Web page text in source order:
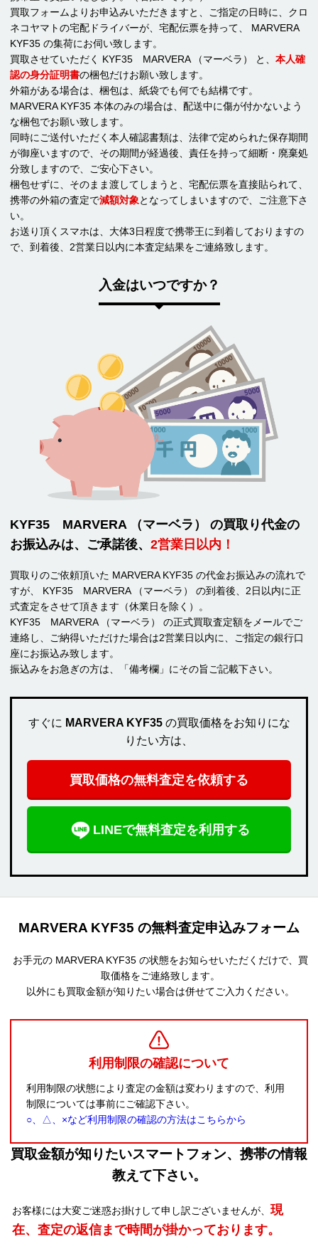
買取フォームよりお申込みいただきますと、ご指定の日時に、クロ
ネコヤマトの宅配ドライバーが、宅配伝票を持って、 MARVERA
KYF35 の集荷にお伺い致します。
買取させていただく KYF35 MARVERA （マーベラ） と、 本人確
認の身分証明書の梱包だけお願い致します。
外箱がある場合は、梱包は、紙袋でも何でも結構です。
MARVERA KYF35 本体のみの場合は、配送中に傷が付かないよう
な梱包でお願い致します。
同時にご送付いただく本人確認書類は、法律で定められた保存期間
が御座いますので、その期間が経過後、責任を持って細断・廃棄処
分致しますので、ご安心下さい。
梱包せずに、そのまま渡してしまうと、宅配伝票を直接貼られて、
携帯の外箱の査定で減額対象となってしまいますので、ご注意下さ
い。
お送り頂くスマホは、大体3日程度で携帯王に到着しておりますの
で、到着後、2営業日以内に本査定結果をご連絡致します。
入金はいつですか？
KYF35 MARVERA （マーベラ） の買取り代金の
お振込みは、ご承諾後、 2営業日以内！
買取りのご依頼頂いた MARVERA KYF35 の代金お振込みの流れで
すが、 KYF35 MARVERA （マーベラ） の到着後、2日以内に正
式査定をさせて頂きます（休業日を除く）。
KYF35 MARVERA （マーベラ） の正式買取査定額をメールでご
連絡し、ご納得いただけた場合は2営業日以内に、ご指定の銀行口
座にお振込み致します。
振込みをお急ぎの方は、「備考欄」にその旨ご記載下さい。
すぐに MARVERA KYF35 の買取価格をお知りにな
りたい方は、
買取価格の無料査定を依頼する
LINEで無料査定を利用する
MARVERA KYF35 の無料査定申込みフォーム
お手元の MARVERA KYF35 の状態をお知らせいただくだけで、買
取価格をご連絡致します。
以外にも買取金額が知りたい場合は併せてご入力ください。
利用制限の確認について
利用制限の状態により査定の金額は変わりますので、利用
制限については事前にご確認下さい。
○、△、×など利用制限の確認の方法はこちらから
買取金額が知りたいスマートフォン、携帯の情報
教えて下さい。
お客様には大変ご迷惑お掛けして申し訳ございませんが、 現
在、査定の返信まで時間が掛かっております。